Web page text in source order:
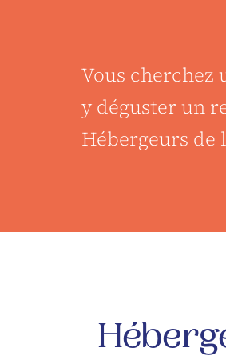
Vous
y déguster un
Hébergeurs de